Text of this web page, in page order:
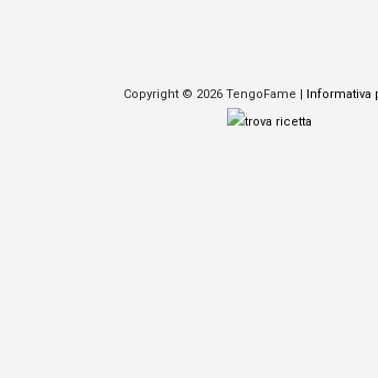
Copyright © 2026 TengoFame | Informativa